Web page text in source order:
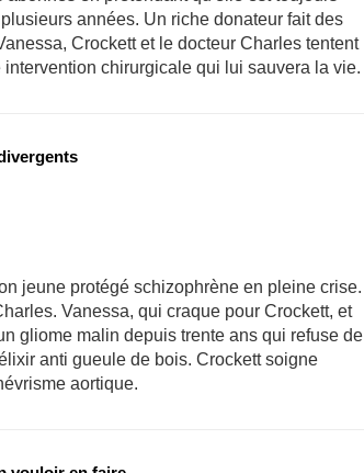
années. Un riche donateur fait des
Crockett et le docteur Charles tentent
chirurgicale qui lui sauvera la vie.
jeune protégé schizophrène en pleine crise.
Vanessa, qui craque pour Crockett, et
gliome malin depuis trente ans qui refuse de
anti gueule de bois. Crockett soigne
aortique.